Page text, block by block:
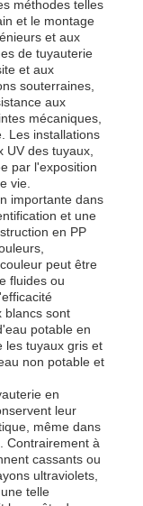
méthodes telles
et le montage
et aux
de tuyauterie
et aux
souterraines,
aux
mécaniques,
Les installations
UV des tuyaux,
par l'exposition
vie.
importante dans
et une
en PP
peut être
fluides ou
blancs sont
potable en
les tuyaux gris et
non potable et
en
leur
même dans
Contrairement à
cassants ou
ultraviolets,
telle